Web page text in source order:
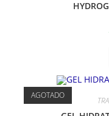
AGOTADO